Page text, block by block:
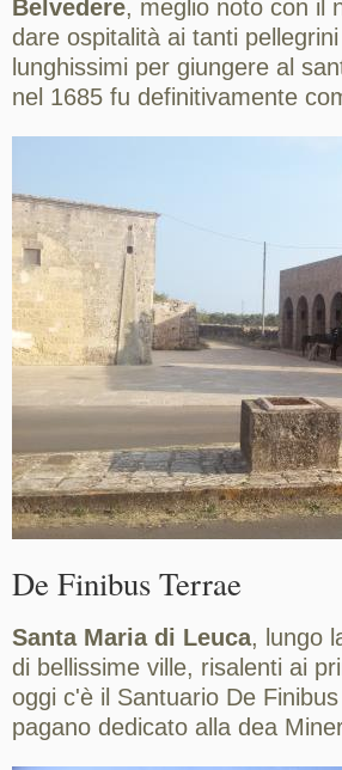
Belvedere, meglio noto con il
dare ospitalità ai tanti
lunghissimi per giungere al
nel 1685 fu definitivamente
De Finibus Terrae
Santa Maria di Leuca, lungo
di bellissime ville, risalenti ai
oggi c'è il Santuario De
pagano dedicato alla dea